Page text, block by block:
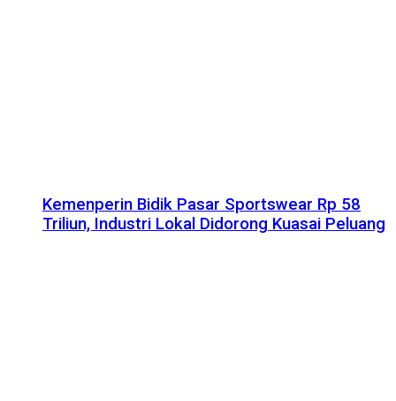
Kemenperin Bidik Pasar Sportswear Rp 58
Triliun, Industri Lokal Didorong Kuasai Peluang